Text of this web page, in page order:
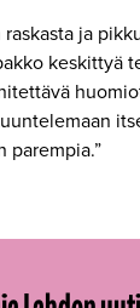
ja
keskittyä
parempia.”